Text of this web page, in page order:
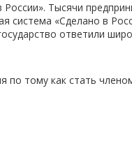
Тысячи
система «Сделано в
ответили
тому как стать